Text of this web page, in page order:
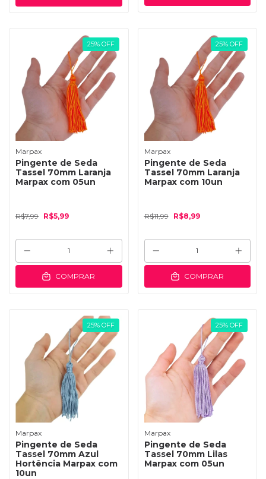
25% OFF
Marpax
Pingente de Seda
Tassel 70mm Laranja
Marpax com 05un
R$7,99 R$5,99
COMPRAR
25% OFF
Marpax
Pingente de Seda
Tassel 70mm Laranja
Marpax com 10un
R$11,99 R$8,99
COMPRAR
25% OFF
Marpax
Pingente de Seda
Tassel 70mm Azul
Hortência Marpax com
10un
25% OFF
Marpax
Pingente de Seda
Tassel 70mm Lilas
Marpax com 05un